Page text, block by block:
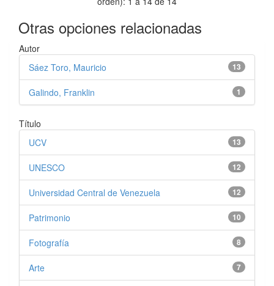
Otras opciones relacionadas
Autor
13
Sáez Toro, Mauricio
1
Galindo, Franklin
Título
13
UCV
12
UNESCO
12
Universidad Central de Venezuela
10
Patrimonio
8
Fotografía
7
Arte